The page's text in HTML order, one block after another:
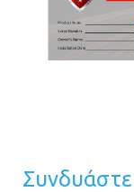
Συνδυάστε